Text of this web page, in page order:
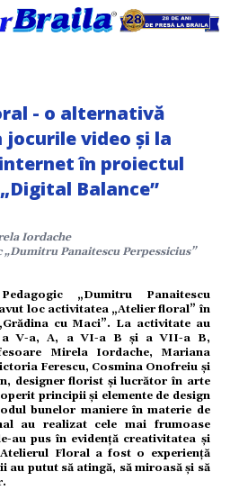
- o alternativă
jocurile video și la
în proiectul
Balance”
Iordache
Panaitescu Perpessicius”
„Dumitru Panaitescu
loc activitatea „Atelier floral” în
cu Maci”. La activitate au
a V-a, A, a VI-a B şi a VII-a B,
Mirela Iordache, Mariana
Ferescu, Cosmina Onofreiu şi
designer florist şi lucrător în arte
principii şi elemente de design
bunelor maniere în materie de
au realizat cele mai frumoase
au pus în evidenţă creativitatea şi
Floral a fost o experiență
au putut să atingă, să miroasă și să